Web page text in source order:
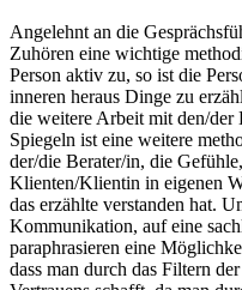
Angelehnt an die
Zuhören eine wichtige
Person aktiv zu, so ist die
inneren heraus Dinge zu
die weitere Arbeit mit den/
Spiegeln ist eine weitere
der/die Berater/in, die
Klienten/Klientin in eigenen
das erzählte verstanden hat.
Kommunikation, auf eine
paraphrasieren eine
dass man durch das Filtern